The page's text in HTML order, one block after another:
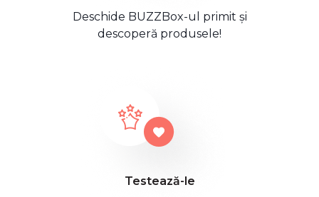
Deschide BUZZBox-ul primit și
descoperă produsele!
Testează-le